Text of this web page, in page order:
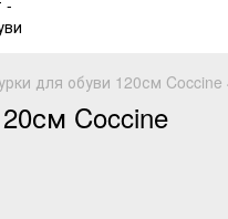
для обуви 120см
Coccine